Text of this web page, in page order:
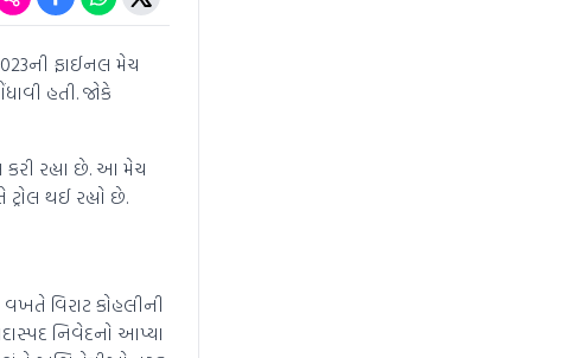
ફાઈનલ મેચ
હતી. જોકે
કરી રહ્યા છે. આ મેચ
થઈ રહ્યો છે.
વિરાટ કોહલીની
નિવેદનો આપ્યા